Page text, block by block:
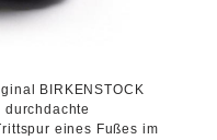
BIRKENSTOCK
eines Fußes im